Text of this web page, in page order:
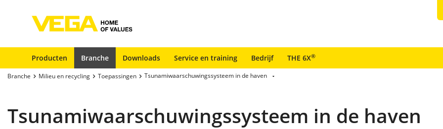
Producten Branche Downloads Service en training Bedrijf THE 6X®
Branche Milieu en recycling Toepassingen Tsunamiwaarschuwingssysteem in de haven
Tsunamiwaarschuwingssysteem in de haven